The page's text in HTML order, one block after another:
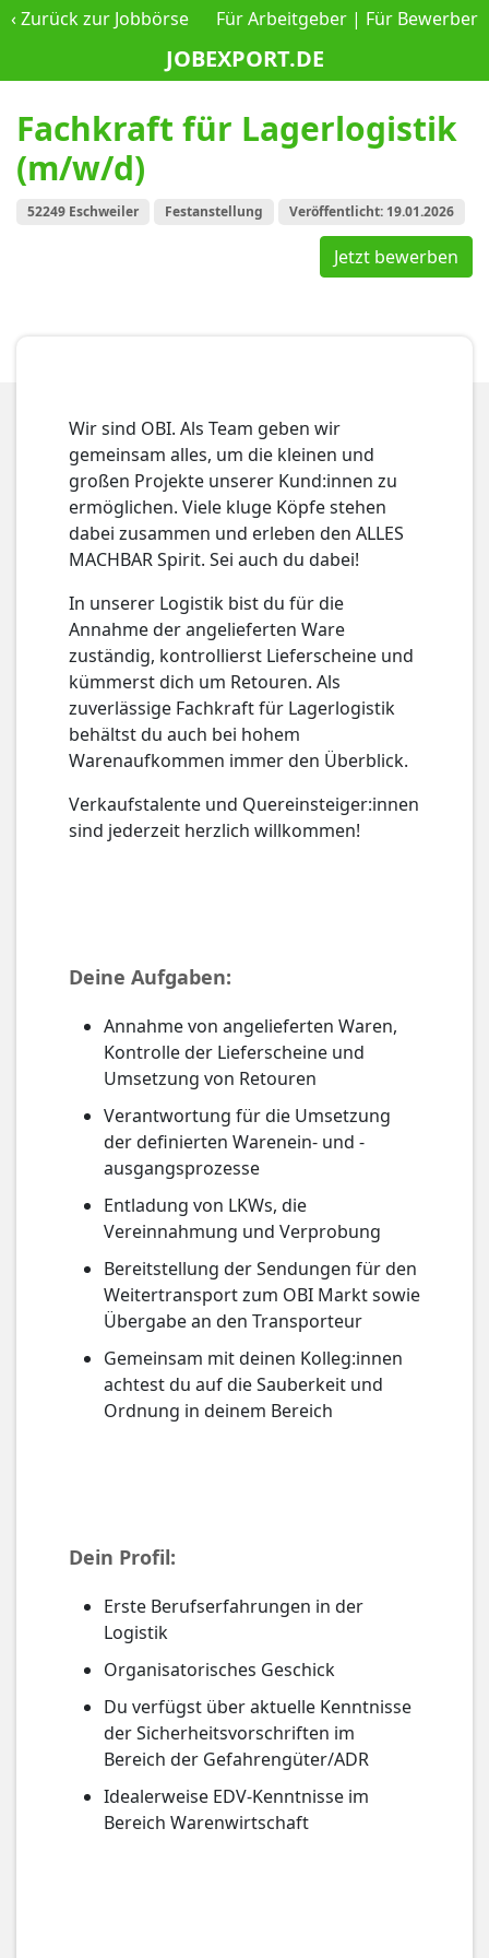
‹Zurück zur Jobbörse
JOBEXPORT.DE
Für Arbeitgeber | Für Bewerber
Fachkraft für Lagerlogistik
(m/w/d)
52249 Eschweiler Festanstellung Veröffentlicht: 19.01.2026
Jetzt bewerben
Wir sind OBI. Als Team geben wir
gemeinsam alles, um die kleinen und
großen Projekte unserer Kund:innen zu
ermöglichen. Viele kluge Köpfe stehen
dabei zusammen und erleben den ALLES
MACHBAR Spirit. Sei auch du dabei!
In unserer Logistik bist du für die
Annahme der angelieferten Ware
zuständig, kontrollierst Lieferscheine und
kümmerst dich um Retouren. Als
zuverlässige Fachkraft für Lagerlogistik
behältst du auch bei hohem
Warenaufkommen immer den Überblick.
Verkaufstalente und Quereinsteiger:innen
sind jederzeit herzlich willkommen!
Deine Aufgaben:
Annahme von angelieferten Waren,
Kontrolle der Lieferscheine und
Umsetzung von Retouren
Verantwortung für die Umsetzung
der definierten Warenein- und -
ausgangsprozesse
Entladung von LKWs, die
Vereinnahmung und Verprobung
Bereitstellung der Sendungen für den
Weitertransport zum OBI Markt sowie
Übergabe an den Transporteur
Gemeinsam mit deinen Kolleg:innen
achtest du auf die Sauberkeit und
Ordnung in deinem Bereich
Dein Profil:
Erste Berufserfahrungen in der
Logistik
Organisatorisches Geschick
Du verfügst über aktuelle Kenntnisse
der Sicherheitsvorschriften im
Bereich der Gefahrengüter/ADR
Idealerweise EDV-Kenntnisse im
Bereich Warenwirtschaft